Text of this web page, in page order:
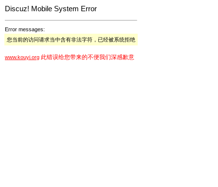
Discuz! Mobile System Error
Error messages:
您当前的访问请求当中含有非法字符，已经被系统拒绝
www.kouyi.org 此错误给您带来的不便我们深感歉意